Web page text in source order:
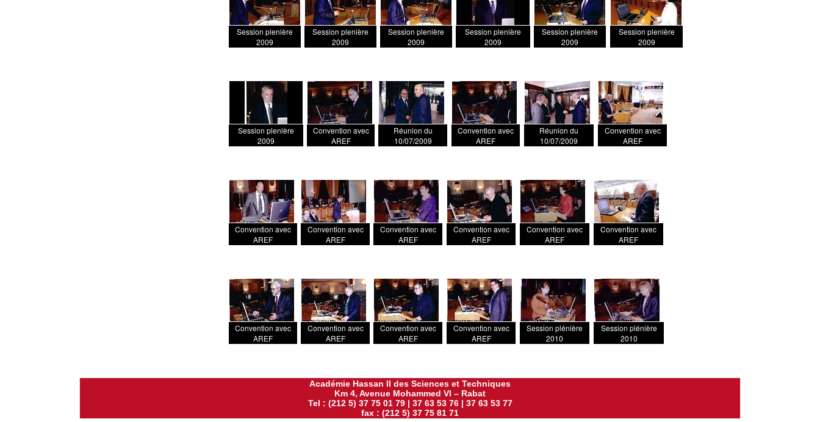
Session plenière
2009
Session plenière
2009
Session plenière
2009
Session plenière
2009
Session plenière
2009
Session plenière
2009
Session plenière
2009
Convention avec
AREF
Réunion du
10/07/2009
Convention avec
AREF
Réunion du
10/07/2009
Convention avec
AREF
Convention avec
AREF
Convention avec
AREF
Convention avec
AREF
Convention avec
AREF
Convention avec
AREF
Convention avec
AREF
Convention avec
AREF
Convention avec
AREF
Convention avec
AREF
Convention avec
AREF
Session plénière
2010
Session plénière
2010
Académie Hassan II des Sciences et Techniques
Km 4, Avenue Mohammed VI – Rabat
Tel : (212 5) 37 75 01 79 | 37 63 53 76 | 37 63 53 77
fax : (212 5) 37 75 81 71